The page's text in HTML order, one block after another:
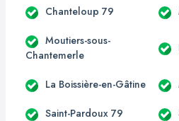
Chanteloup 79
Moutiers-sous-
Chantemerle
La Boissière-en-Gâtine
Saint-Pardoux 79